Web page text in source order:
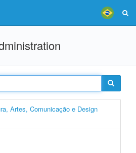
Artes, Comunicação e Design